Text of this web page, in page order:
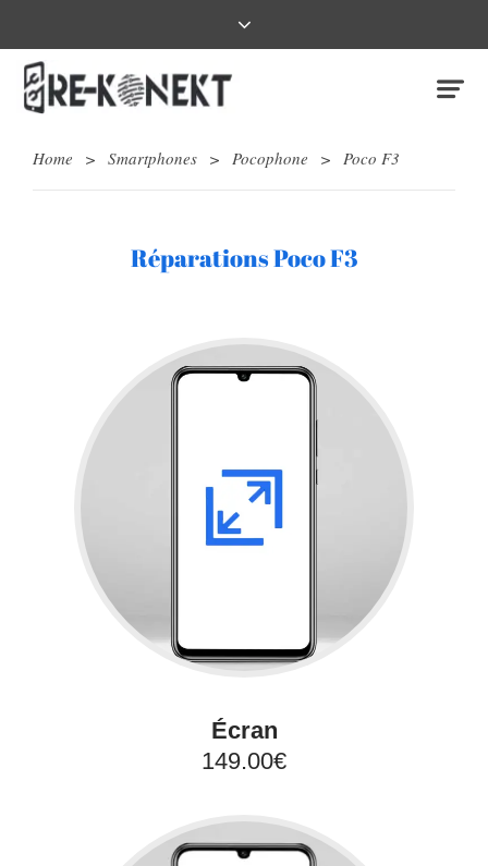
Home > Smartphones > Pocophone > Poco F3
Réparations Poco F3
Écran
149.00€